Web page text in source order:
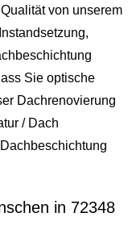
von unserem
Sie optische
Dachrenovierung
/ Dach
in 72348